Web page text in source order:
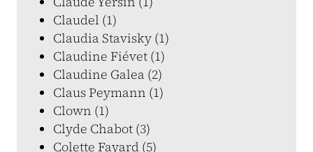
Claudel (1)
Claudia Stavisky (1)
Claudine Fiévet (1)
Claudine Galea (2)
Claus Peymann (1)
Clown (1)
Clyde Chabot (3)
Colette Fayard (5)